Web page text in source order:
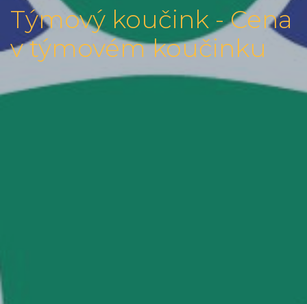
Týmový koučink - Cena
v týmovém koučinku